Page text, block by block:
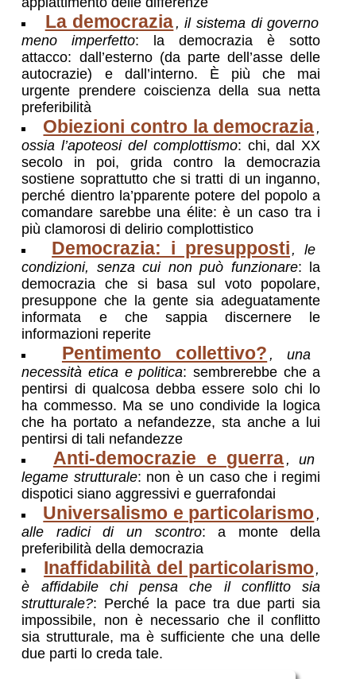
La democrazia , il sistema di governo
meno imperfetto: la democrazia è sotto
attacco: dall’esterno (da parte dell’asse delle
autocrazie) e dall’interno. È più che mai
urgente prendere coiscienza della sua netta
preferibilità
Obiezioni contro la democrazia ,
ossia l’apoteosi del complottismo: chi, dal XX
secolo in poi, grida contro la democrazia
sostiene soprattutto che si tratti di un inganno,
perché dientro la’pparente potere del popolo a
comandare sarebbe una élite: è un caso tra i
più clamorosi di delirio complottistico
Democrazia: i presupposti , le
condizioni, senza cui non può funzionare: la
democrazia che si basa sul voto popolare,
presuppone che la gente sia adeguatamente
informata e che sappia discernere le
informazioni reperite
Pentimento collettivo? , una
necessità etica e politica: sembrerebbe che a
pentirsi di qualcosa debba essere solo chi lo
ha commesso. Ma se uno condivide la logica
che ha portato a nefandezze, sta anche a lui
pentirsi di tali nefandezze
Anti-democrazie e guerra , un
legame strutturale: non è un caso che i regimi
dispotici siano aggressivi e guerrafondai
Universalismo e particolarismo ,
alle radici di un scontro: a monte della
preferibilità della democrazia
Inaffidabilità del particolarismo,
è affidabile chi pensa che il conflitto sia
strutturale?: Perché la pace tra due parti sia
impossibile, non è necessario che il conflitto
sia strutturale, ma è sufficiente che una delle
due parti lo creda tale.